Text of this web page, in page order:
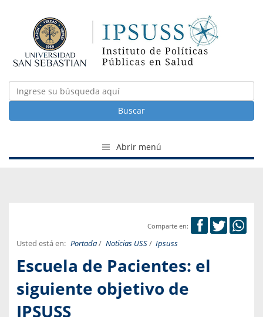
Buscar
Abrir menú
Comparte en:
Usted está en: Portada/ Noticias USS/ Ipsuss
Escuela de Pacientes: el
siguiente objetivo de
IPSUSS